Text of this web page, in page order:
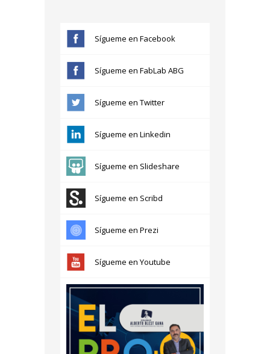
Sígueme en Facebook
Sígueme en FabLab ABG
Sígueme en Twitter
Sígueme en Linkedin
Sígueme en Slideshare
Sígueme en Scribd
Sígueme en Prezi
Sígueme en Youtube